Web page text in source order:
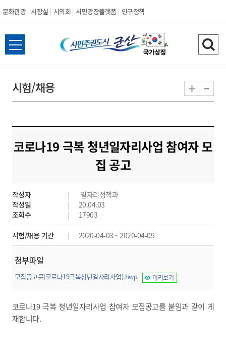
문화관광 시장실 시의회 시민광장플랫폼 인구정책
시
민
도
시
군
산
전
체
뉴
열
검
색
기
시험/채용 + -
코로나19 극복 청년일자리사업 참여자 모
집 공고
작성자
일자리정책과
작성일
20.04.03
조회수
17903
시험/채용 기간 2020-04-03 ~ 2020-04-09
첨부파일
모집공고문(코로나19극복청년일자리사업).hwp 미리보기
코로나19 극복 청년일자리사업 참여자 모집공고를 붙임과 같이 게
재합니다.